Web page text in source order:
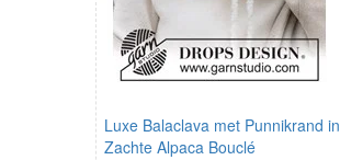
Luxe Balaclava met Punnikrand in
Zachte Alpaca Bouclé